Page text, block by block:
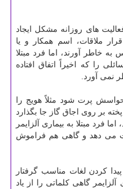
های روزانه مشكل ایجاد
ملاقات، اسم همكار و یا
خاطر آورند، اما فرد مبتلا
را كه اخیراً اتفاق افتاده
نمی آورد.
پرت شود مثلاً هویج را
بر روی اجاق گاز جا بگذارد
فرد مبتلا به بیماری آلزایمر
می دهد و گاهی هم فراموش
كردن لغات مناسب گرفتار
گاهی كلماتی را از یاد